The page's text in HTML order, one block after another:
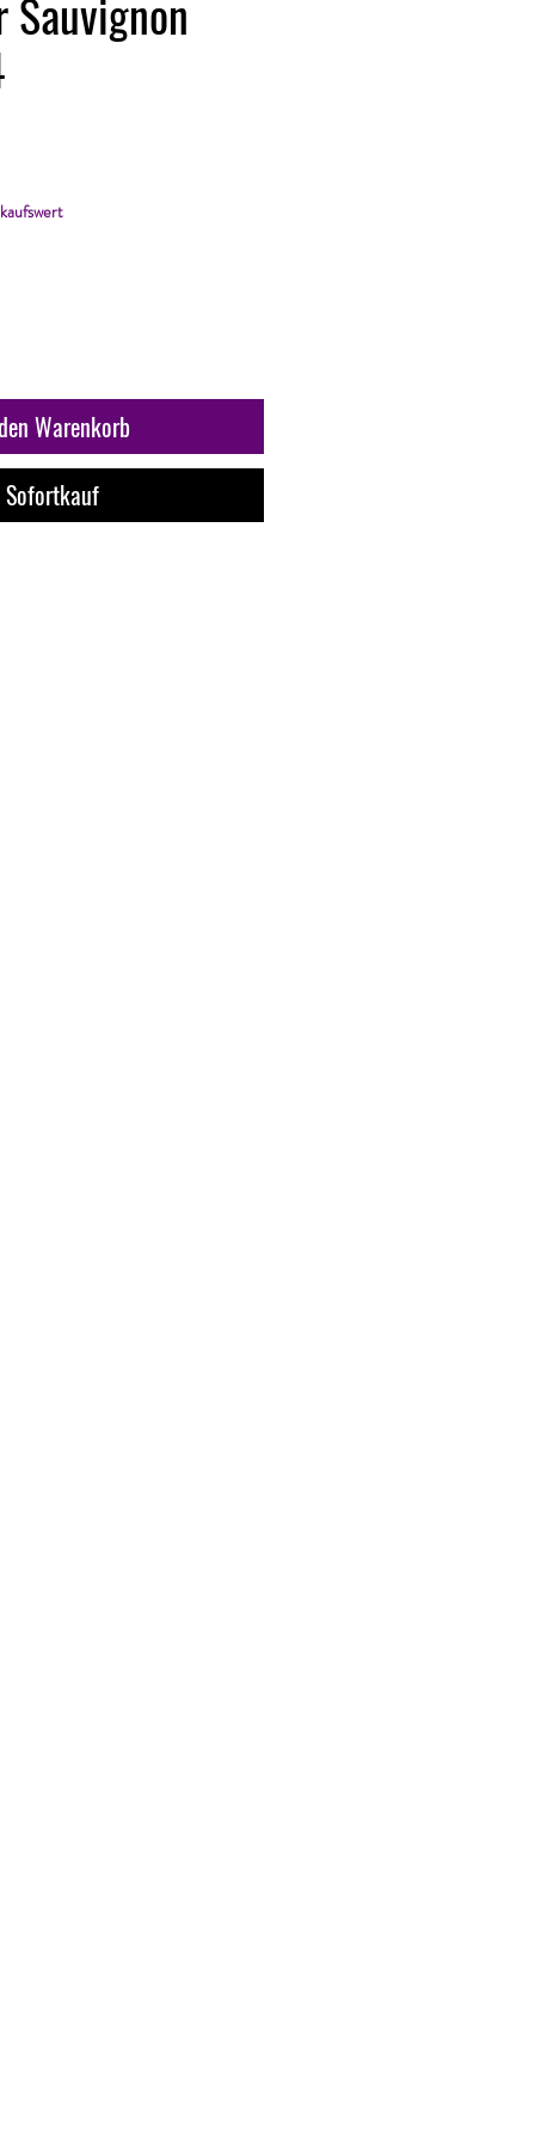
Warenkorb
Sofortkauf